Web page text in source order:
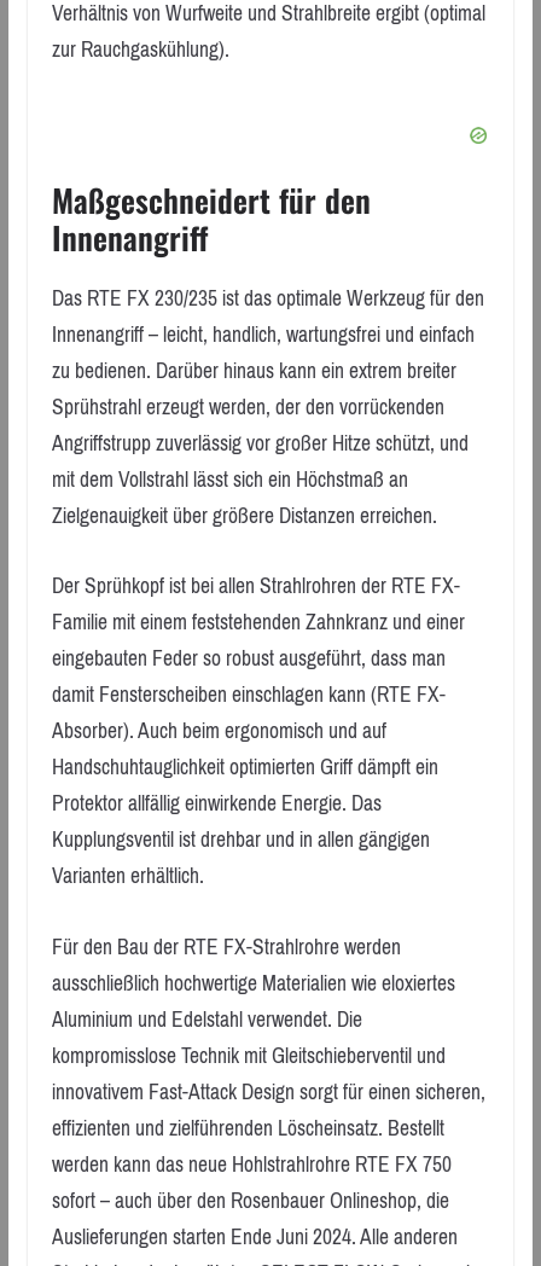
Verhältnis von Wurfweite und Strahlbreite ergibt (optimal
zur Rauchgaskühlung).
Maßgeschneidert für den
Innenangriff
Das RTE FX 230/235 ist das optimale Werkzeug für den
Innenangriff – leicht, handlich, wartungsfrei und einfach
zu bedienen. Darüber hinaus kann ein extrem breiter
Sprühstrahl erzeugt werden, der den vorrückenden
Angriffstrupp zuverlässig vor großer Hitze schützt, und
mit dem Vollstrahl lässt sich ein Höchstmaß an
Zielgenauigkeit über größere Distanzen erreichen.
Der Sprühkopf ist bei allen Strahlrohren der RTE FX-
Familie mit einem feststehenden Zahnkranz und einer
eingebauten Feder so robust ausgeführt, dass man
damit Fensterscheiben einschlagen kann (RTE FX-
Absorber). Auch beim ergonomisch und auf
Handschuhtauglichkeit optimierten Griff dämpft ein
Protektor allfällig einwirkende Energie. Das
Kupplungsventil ist drehbar und in allen gängigen
Varianten erhältlich.
Für den Bau der RTE FX-Strahlrohre werden
ausschließlich hochwertige Materialien wie eloxiertes
Aluminium und Edelstahl verwendet. Die
kompromisslose Technik mit Gleitschieberventil und
innovativem Fast-Attack Design sorgt für einen sicheren,
effizienten und zielführenden Löscheinsatz. Bestellt
werden kann das neue Hohlstrahlrohre RTE FX 750
sofort – auch über den Rosenbauer Onlineshop, die
Auslieferungen starten Ende Juni 2024. Alle anderen